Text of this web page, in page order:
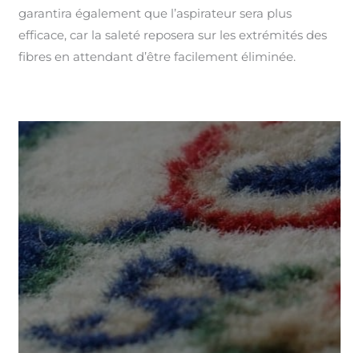
garantira également que l’aspirateur sera plus
efficace, car la saleté reposera sur les extrémités des
fibres en attendant d’être facilement éliminée.